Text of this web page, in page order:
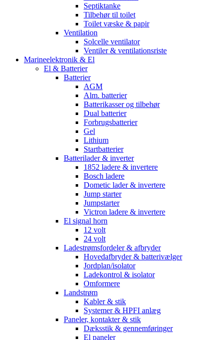
Septiktanke
Tilbehør til toilet
Toilet væske & papir
Ventilation
Solcelle ventilator
Ventiler & ventilationsriste
Marineelektronik & El
El & Batterier
Batterier
AGM
Alm. batterier
Batterikasser og tilbehør
Dual batterier
Forbrugsbatterier
Gel
Lithium
Startbatterier
Batterilader & inverter
1852 ladere & invertere
Bosch ladere
Dometic lader & invertere
Jump starter
Jumpstarter
Victron ladere & invertere
El signal horn
12 volt
24 volt
Ladestrømsfordeler & afbryder
Hovedafbryder & batterivælger
Jordplan/isolator
Ladekontrol & isolator
Omformere
Landstrøm
Kabler & stik
Systemer & HPFI anlæg
Paneler, kontakter & stik
Dæksstik & gennemføringer
El paneler